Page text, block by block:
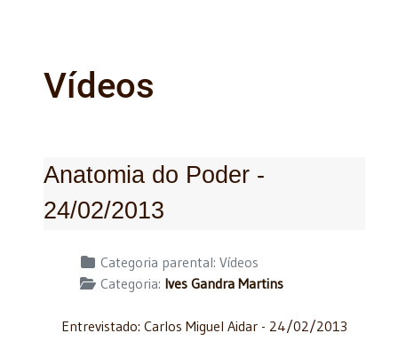
Vídeos
Anatomia do Poder -
24/02/2013
Detalhes Categoria parental: Vídeos
Categoria: Ives Gandra Martins
Entrevistado: Carlos Miguel Aidar - 24/02/2013